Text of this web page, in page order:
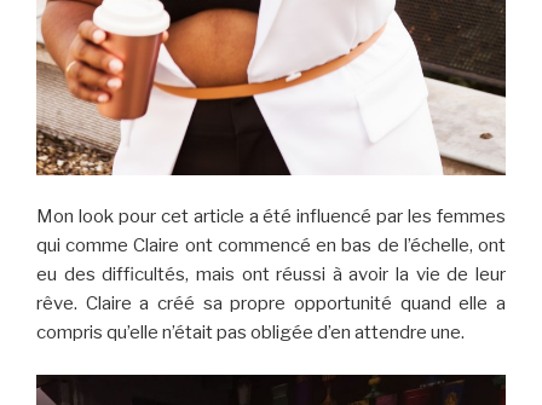
Mon look pour cet article a été influencé par les femmes
qui comme Claire ont commencé en bas de l’échelle, ont
eu des difficultés, mais ont réussi à avoir la vie de leur
rêve. Claire a créé sa propre opportunité quand elle a
compris qu’elle n’était pas obligée d’en attendre une.